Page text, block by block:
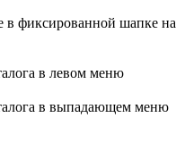
в фиксированной шапке на
в левом меню
в выпадающем меню